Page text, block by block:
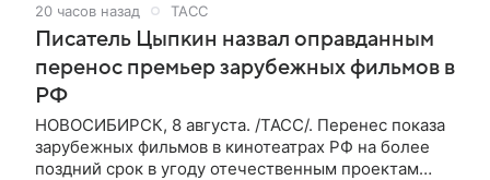
20 часов назад ТАСС
Писатель Цыпкин назвал оправданным
перенос премьер зарубежных фильмов в
РФ
НОВОСИБИРСК, 8 августа. /ТАСС/. Перенес показа
зарубежных фильмов в кинотеатрах РФ на более
поздний срок в угоду отечественным проектам